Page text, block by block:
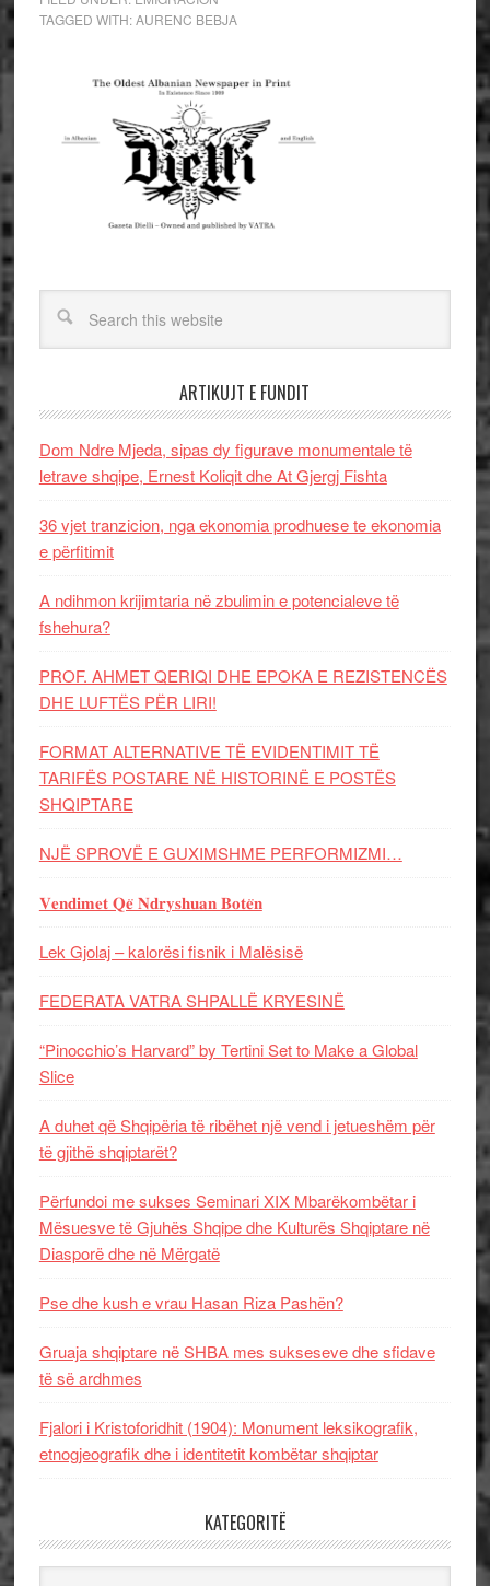
TAGGED WITH:AURENC BEBJA
ARTIKUJT E FUNDIT
Dom Ndre Mjeda, sipas dy figurave monumentale të
letrave shqipe, Ernest Koliqit dhe At Gjergj Fishta
36 vjet tranzicion, nga ekonomia prodhuese te ekonomia
e përfitimit
A ndihmon krijimtaria në zbulimin e potencialeve të
fshehura?
PROF. AHMET QERIQI DHE EPOKA E REZISTENCЁS
DHE LUFTЁS PЁR LIRI!
FORMAT ALTERNATIVE TË EVIDENTIMIT TË
TARIFËS POSTARE NË HISTORINË E POSTËS
SHQIPTARE
NJË SPROVË E GUXIMSHME PERFORMIZMI…
𝐕𝐞𝐧𝐝𝐢𝐦𝐞𝐭 𝐐𝐞̈ 𝐍𝐝𝐫𝐲𝐬𝐡𝐮𝐚𝐧 𝐁𝐨𝐭𝐞̈𝐧
Lek Gjolaj – kalorësi fisnik i Malësisë
FEDERATA VATRA SHPALLË KRYESINË
“Pinocchio’s Harvard” by Tertini Set to Make a Global
Slice
A duhet që Shqipëria të ribëhet një vend i jetueshëm për
të gjithë shqiptarët?
Përfundoi me sukses Seminari XIX Mbarëkombëtar i
Mësuesve të Gjuhës Shqipe dhe Kulturës Shqiptare në
Diasporë dhe në Mërgatë
Pse dhe kush e vrau Hasan Riza Pashën?
Gruaja shqiptare në SHBA mes sukseseve dhe sfidave
të së ardhmes
Fjalori i Kristoforidhit (1904): Monument leksikografik,
etnogjeografik dhe i identitetit kombëtar shqiptar
KATEGORITË